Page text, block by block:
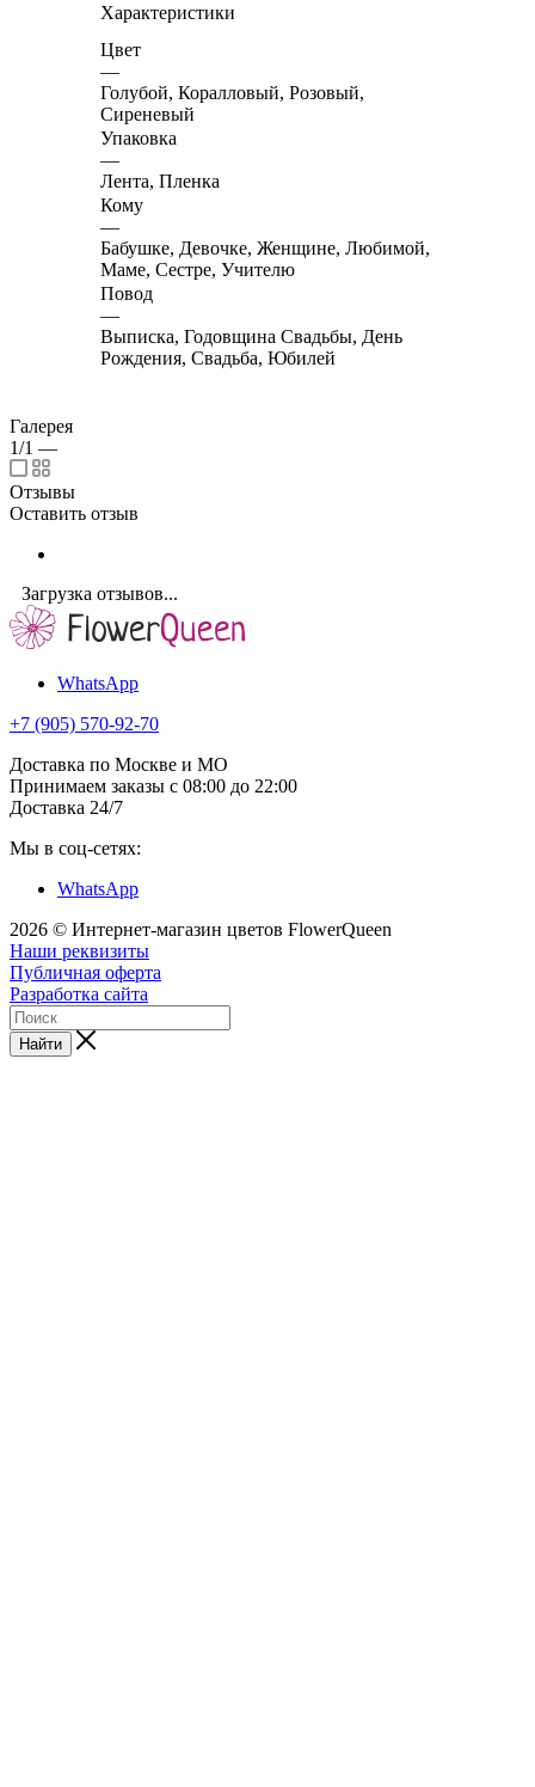
Характеристики
Цвет
—
Голубой, Коралловый, Розовый,
Сиреневый
Упаковка
—
Лента, Пленка
Кому
—
Бабушке, Девочке, Женщине, Любимой,
Маме, Сестре, Учителю
Повод
—
Выписка, Годовщина Свадьбы, День
Рождения, Свадьба, Юбилей
Галерея
1/1 —
Отзывы
Оставить отзыв
Загрузка отзывов...
WhatsApp
+7 (905) 570-92-70
Доставка по Москве и МО
Принимаем заказы с 08:00 до 22:00
Доставка 24/7
Мы в соц-сетях:
WhatsApp
2026 © Интернет-магазин цветов FlowerQueen
Наши реквизиты
Публичная оферта
Разработка сайта
Найти